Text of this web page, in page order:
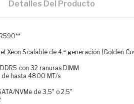
Detalles Del Producto
Xeon Scalable de 4.ª generación (Golden
con 32 ranuras DIMM
de hasta 4800 MT/s
NVMe de 3,5" o 2,5"